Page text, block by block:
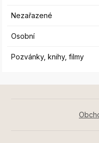
Nezařazené
Osobní
Pozvánky, knihy, filmy